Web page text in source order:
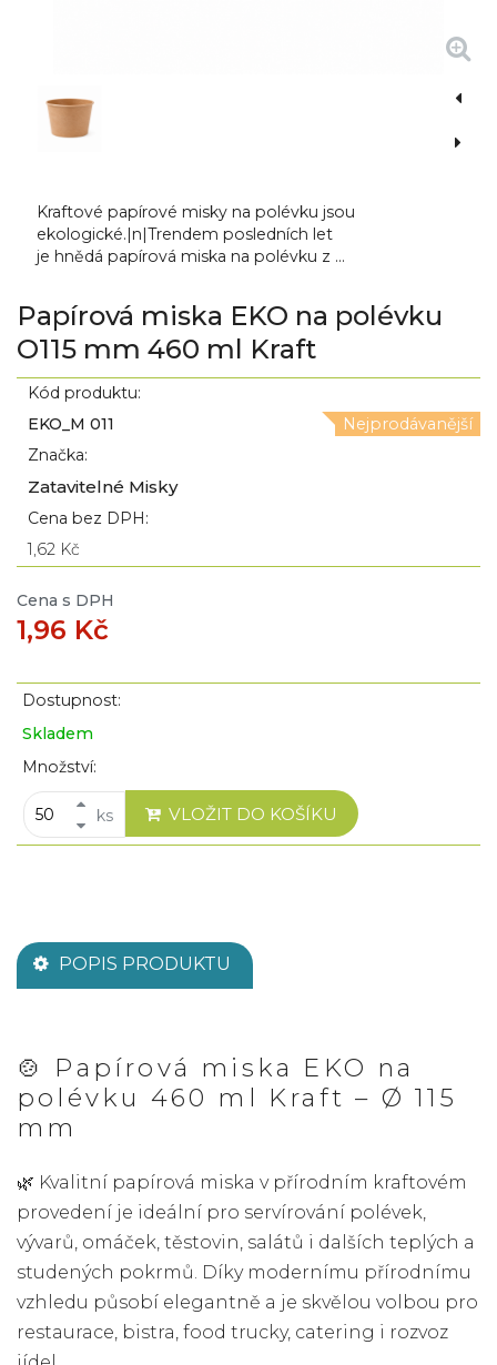
Kraftové papírové misky na polévku jsou
ekologické.|n|Trendem posledních let
je hnědá papírová miska na polévku z ...
Papírová miska EKO na polévku
O115 mm 460 ml Kraft
Nejprodávanější
Kód produktu:
EKO_M 011
Značka:
Zatavitelné Misky
Cena bez DPH:
1,62 Kč
Cena s DPH
1,96 Kč
Dostupnost:
Skladem
Množství:
ks VLOŽIT DO KOŠÍKU
POPIS PRODUKTU
🍲 Papírová miska EKO na
polévku 460 ml Kraft – Ø 115
mm
🌿 Kvalitní papírová miska v přírodním kraftovém
provedení je ideální pro servírování polévek,
vývarů, omáček, těstovin, salátů i dalších teplých a
studených pokrmů. Díky modernímu přírodnímu
vzhledu působí elegantně a je skvělou volbou pro
restaurace, bistra, food trucky, catering i rozvoz